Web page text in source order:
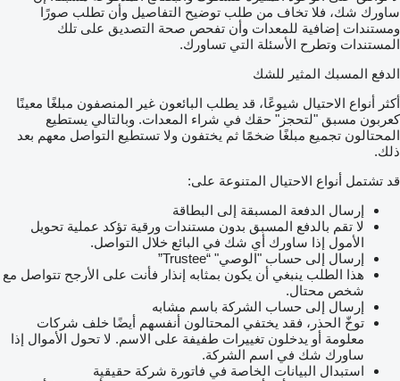
ساورك شك، فلا تخاف من طلب توضيح التفاصيل وأن تطلب صورًا
ومستندات إضافية للمعدات وأن تفحص صحة التصديق على تلك
المستندات وتطرح الأسئلة التي تساورك.
الدفع المسبك المثير للشك
أكثر أنواع الاحتيال شيوعًا، قد يطلب البائعون غير المنصفون مبلغًا معينًا
كعربون مسبق "لتحجز" حقك في شراء المعدات. وبالتالي يستطيع
المحتالون تجميع مبلغًا ضخمًا ثم يختفون ولا تستطيع التواصل معهم بعد
ذلك.
قد تشتمل أنواع الاحتيال المتنوعة على:
إرسال الدفعة المسبقة إلى البطاقة
لا تقم بالدفع المسبق بدون مستندات ورقية تؤكد عملية تحويل
الأمول إذا ساورك أي شك في البائع خلال التواصل.
إرسال إلى حساب "الوصي" “Trustee”
هذا الطلب ينبغي أن يكون بمثابه إنذار فأنت على الأرجح تتواصل مع
شخص محتال.
إرسال إلى حساب الشركة باسم مشابه
توخّ الحذر، فقد يختفي المحتالون أنفسهم أيضًا خلف شركات
معلومة أو يدخلون تغييرات طفيفة على الاسم. لا تحول الأموال إذا
ساورك شك في اسم الشركة.
استبدال البيانات الخاصة في فاتورة شركة حقيقية